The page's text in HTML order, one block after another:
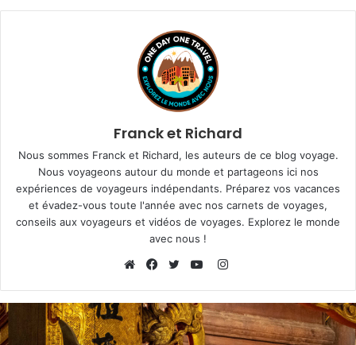
Franck et Richard
Nous sommes Franck et Richard, les auteurs de ce blog voyage.
Nous voyageons autour du monde et partageons ici nos
expériences de voyageurs indépendants. Préparez vos vacances
et évadez-vous toute l'année avec nos carnets de voyages,
conseils aux voyageurs et vidéos de voyages. Explorez le monde
avec nous !
e
b
s
a
c
e
w
i
t
o
u
T
I
s
t
a